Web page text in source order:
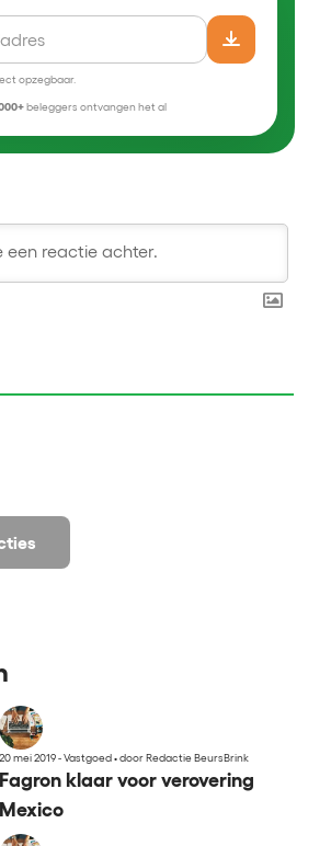
opzegbaar.
beleggers ontvangen het al
20 mei 2019 - Vastgoed•door Redactie BeursBrink
Fagron klaar voor verovering
Mexico